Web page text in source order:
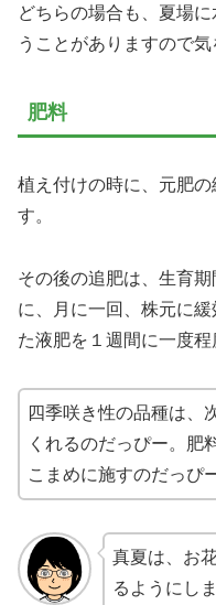
どちらの場合も、夏場
うことがありますので気
肥料
植え付けの時に、元肥
す。
その後の追肥は、生育
に、月に一回、株元に
た液肥を１週間に一度程
四季咲き性の品種は、
くれるのだっぴー。肥
こまめに施すのだっぴ
真夏は、お
るようにし